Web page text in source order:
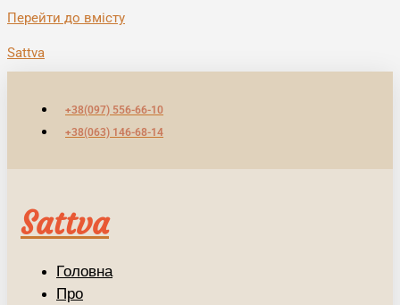
Перейти до вмісту
Sattva
+38(097) 556-66-10
+38(063) 146-68-14
Sattva
Головна
Про